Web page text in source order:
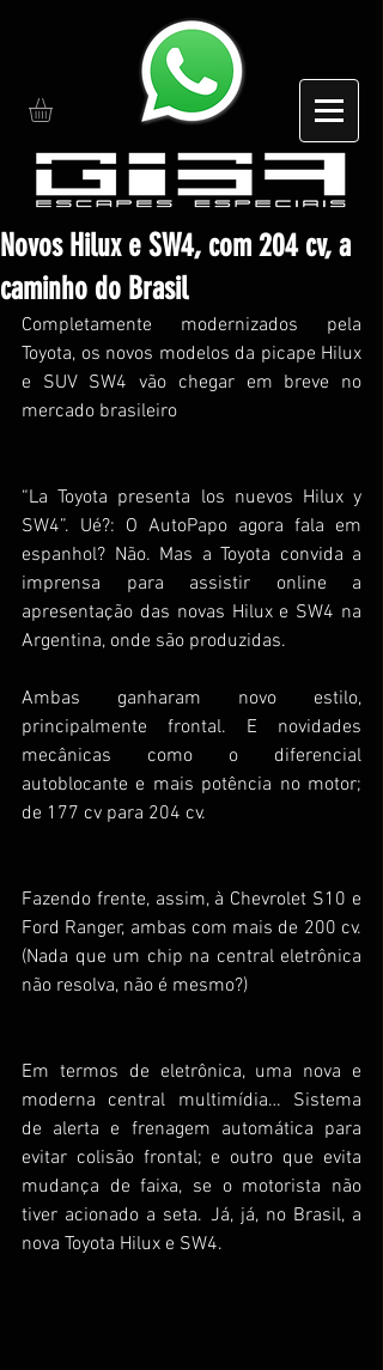
Novos Hilux e SW4, com 204 cv, a
caminho do Brasil
Completamente modernizados pela
Toyota, os novos modelos da picape Hilux
e SUV SW4 vão chegar em breve no
mercado brasileiro
“La Toyota presenta los nuevos Hilux y
SW4”. Ué?: O AutoPapo agora fala em
espanhol? Não. Mas a Toyota convida a
imprensa para assistir online a
apresentação das novas Hilux e SW4 na
Argentina, onde são produzidas.
Ambas ganharam novo estilo,
principalmente frontal. E novidades
mecânicas como o diferencial
autoblocante e mais potência no motor;
de 177 cv para 204 cv.
Fazendo frente, assim, à Chevrolet S10 e
Ford Ranger, ambas com mais de 200 cv.
(Nada que um chip na central eletrônica
não resolva, não é mesmo?)
Em termos de eletrônica, uma nova e
moderna central multimídia… Sistema
de alerta e frenagem automática para
evitar colisão frontal; e outro que evita
mudança de faixa, se o motorista não
tiver acionado a seta. Já, já, no Brasil, a
nova Toyota Hilux e SW4.